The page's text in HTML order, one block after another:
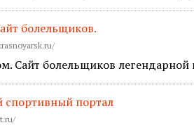
болельщиков.
Сайт болельщиков
спортивный портал